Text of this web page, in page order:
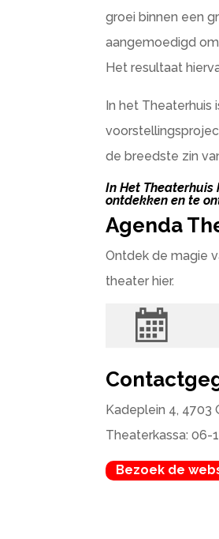
groei binnen een
aangemoedigd
Het resultaat
In het Theaterhuis
de breedste zin
In Het
ontdekken en te
Agenda
Ontdek de magie
theater hier.
Kadeplein 4, 4703
Theaterkassa: 06-
Bezoek de